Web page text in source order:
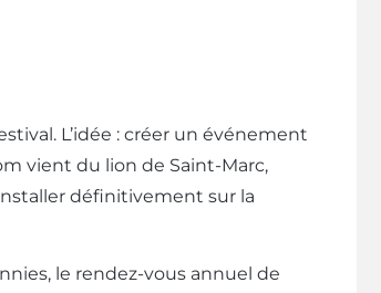
L’idée : créer un événement
vient du lion de Saint-Marc,
définitivement sur la
le rendez-vous annuel de